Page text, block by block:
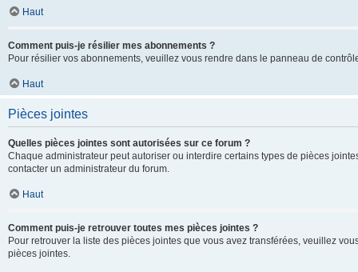
Haut
Comment puis-je résilier mes abonnements ?
Pour résilier vos abonnements, veuillez vous rendre dans le panneau de
Haut
Pièces jointes
Quelles pièces jointes sont autorisées sur ce forum ?
Chaque administrateur peut autoriser ou interdire certains types de pièces
contacter un administrateur du forum.
Haut
Comment puis-je retrouver toutes mes pièces jointes ?
Pour retrouver la liste des pièces jointes que vous avez transférées, veuillez
pièces jointes.